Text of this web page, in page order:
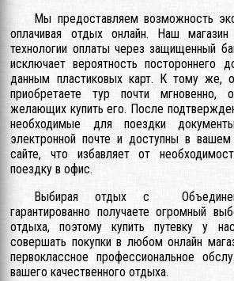
Мы предоставляем возможность
оплачивая отдых онлайн. Наш
технологии оплаты через защищенный
исключает вероятность постороннего
данным пластиковых карт. К тому же,
приобретаете тур почти мгновенно,
желающих купить его. После
необходимые для поездки
электронной почте и доступны в
сайте, что избавляет от
поездку в офис.
Выбирая отдых с
гарантированно получаете огромный
отдыха, поэтому купить путевку у
совершать покупки в любом онлайн
первоклассное профессиональное
вашего качественного отдыха.